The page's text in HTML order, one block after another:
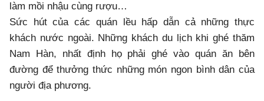
làm mồi nhậu cùng rượu…
Sức hút của các quán lều hấp dẫn cả những thực
khách nước ngoài. Những khách du lịch khi ghé thăm
Nam Hàn, nhất định họ phải ghé vào quán ăn bên
đường để thưởng thức những món ngon bình dân của
người địa phương.